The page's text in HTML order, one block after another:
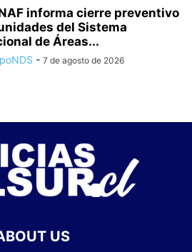
informa cierre preventivo
del Sistema
de Áreas...
- 7 de agosto de 2026
US